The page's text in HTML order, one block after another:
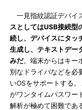
一見指紋認証デバイ
スとしてはUSB接続型
続し、デバイスにタッ
生成し、テキストデー
みだ。端末からはキー
別なドライバなどを必
いOSをサポートする
がワンタイムパスワー
解析が極めて困難であ